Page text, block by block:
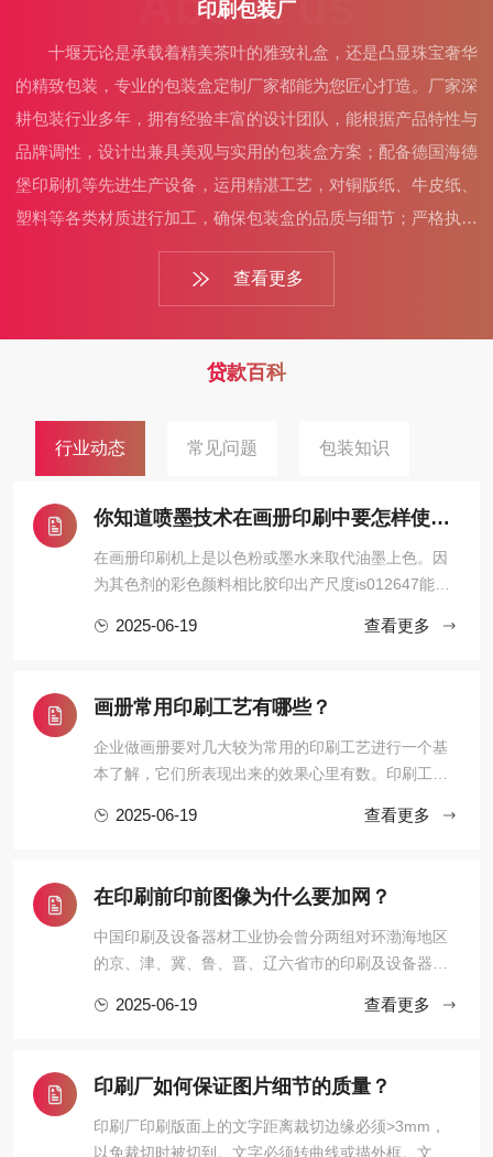
印刷包装厂
十堰无论是承载着精美茶叶的雅致礼盒，还是凸显珠宝奢华
的精致包装，专业的包装盒定制厂家都能为您匠心打造。厂家深
耕包装行业多年，拥有经验丰富的设计团队，能根据产品特性与
品牌调性，设计出兼具美观与实用的包装盒方案；配备德国海德
堡印刷机等先进生产设备，运用精湛工艺，对铜版纸、牛皮纸、
塑料等各类材质进行加工，确保包装盒的品质与细节；严格执行
质量检测流程，从原材料采购到成品出厂，层层把关，保证交付
的包装盒质量可靠。而且，厂家可根据客户需求灵活调整起订
查看更多
贷款百科
行业动态 常见问题 包装知识
你知道喷墨技术在画册印刷中要怎样使用？
在画册印刷机上是以色粉或墨水来取代油墨上色。因
为其色剂的彩色颜料相比胶印出产尺度is012647能取
厚的色域再加上优秀的色彩治理软件的共同，令其不
模拟在高速轮转印刷机下 ...
2025-06-19 查看更多
画册常用印刷工艺有哪些？
企业做画册要对几大较为常用的印刷工艺进行一个基
本了解，它们所表现出来的效果心里有数。印刷工艺
至品牌文化。下面我们简单来了解一下画册中常用的
孔、过胶、压塑、打孔、鸡眼 ...
2025-06-19 查看更多
在印刷前印前图像为什么要加网？
中国印刷及设备器材工业协会曾分两组对环渤海地区
的京、津、冀、鲁、晋、辽六省市的印刷及设备器材
工业有得天独厚的优势，然而不可否认，目前环渤海
的原因，该地区的经济基 ...
2025-06-19 查看更多
印刷厂如何保证图片细节的质量？
印刷厂印刷版面上的文字距离裁切边缘必须>3mm，
以免裁切时被切到。文字必须转曲线或描外框。文字